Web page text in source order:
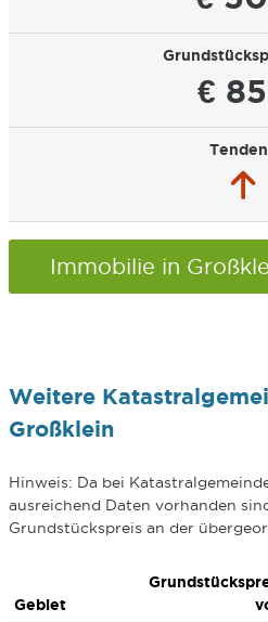
€
Immobilie in
Weitere
Großklein
Hinweis: Da bei
ausreichend Daten vorhanden
Grundstückspreis an der
Gebiet